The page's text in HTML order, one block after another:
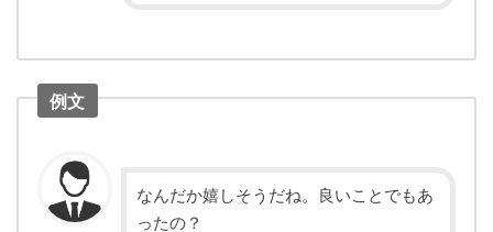
例文
なんだか嬉しそうだね。良いことでもあ
ったの？